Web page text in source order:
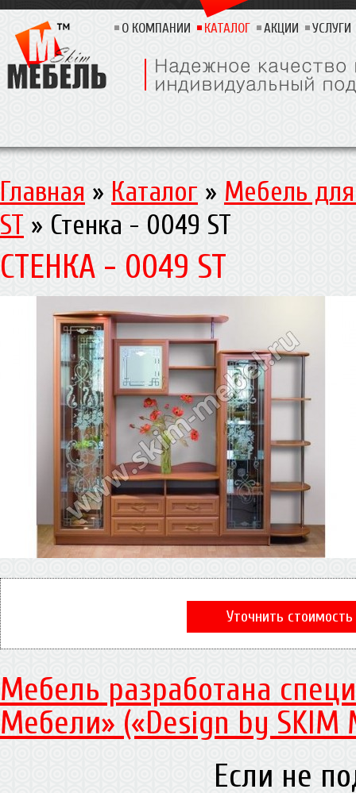
О КОМПАНИИ КАТАЛОГ АКЦИИ УСЛУГИ
Главная » Каталог » Мебель
ST » Стенка - 0049 ST
СТЕНКА - 0049 ST
Уточнить стоимость
Мебель разработана
Мебели» («Design by SKIM
Если не